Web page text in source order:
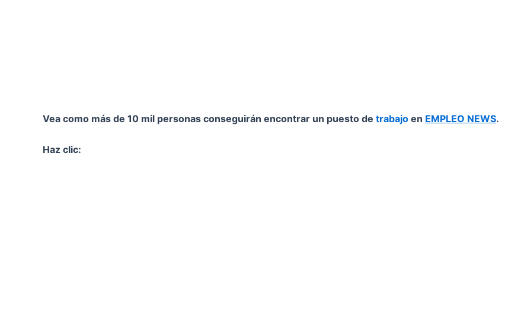
Vea como más de 10 mil personas conseguirán encontrar un puesto de trabajo en EMPLEO NEWS.
Haz clic: